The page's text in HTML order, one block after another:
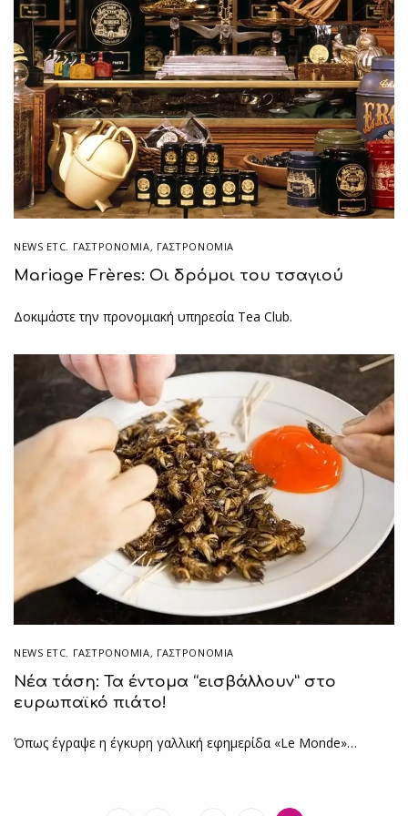
NEWS ETC. ΓΑΣΤΡΟΝΟΜΊΑ, ΓΑΣΤΡΟΝΟΜΙΑ
Mariage Frères: Οι δρόμοι του τσαγιού
Δοκιμάστε την προνομιακή υπηρεσία Tea Club.
NEWS ETC. ΓΑΣΤΡΟΝΟΜΊΑ, ΓΑΣΤΡΟΝΟΜΙΑ
Νέα τάση: Τα έντομα “εισβάλλουν” στο
ευρωπαϊκό πιάτο!
Όπως έγραψε η έγκυρη γαλλική εφημερίδα «Le Monde»…